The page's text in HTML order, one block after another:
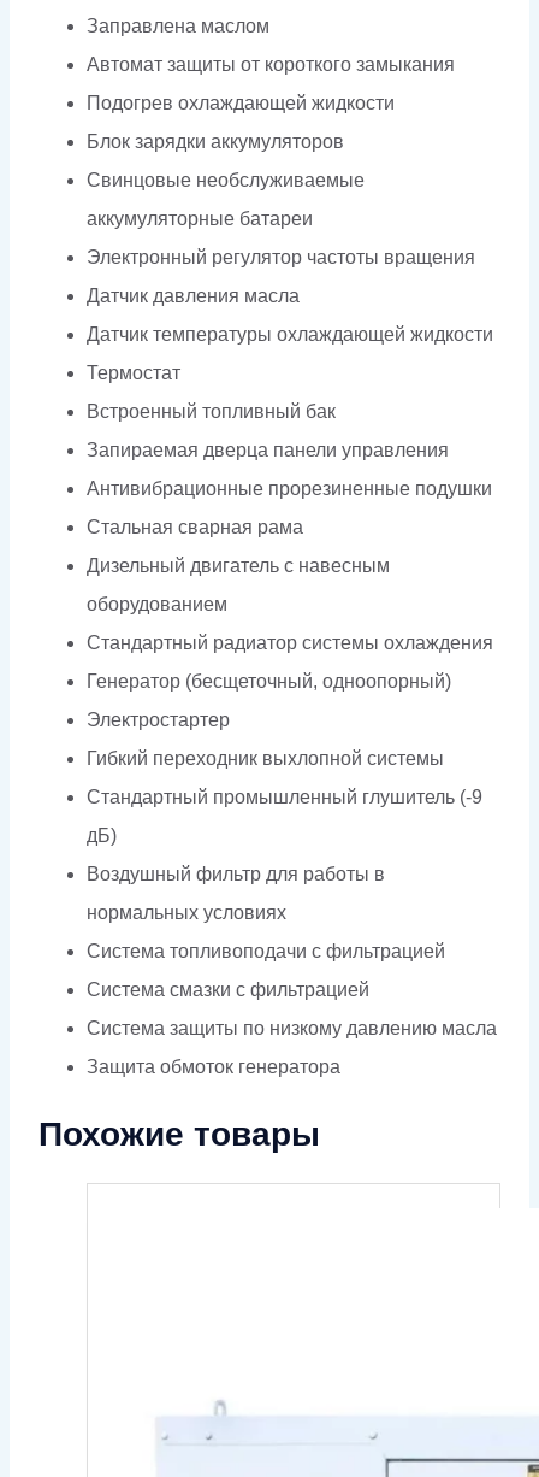
Заправлена маслом
Автомат защиты от короткого замыкания
Подогрев охлаждающей жидкости
Блок зарядки аккумуляторов
Свинцовые необслуживаемые
аккумуляторные батареи
Электронный регулятор частоты вращения
Датчик давления масла
Датчик температуры охлаждающей жидкости
Термостат
Встроенный топливный бак
Запираемая дверца панели управления
Антивибрационные прорезиненные подушки
Стальная сварная рама
Дизельный двигатель с навесным
оборудованием
Стандартный радиатор системы охлаждения
Генератор (бесщеточный, одноопорный)
Электростартер
Гибкий переходник выхлопной системы
Стандартный промышленный глушитель (-9
дБ)
Воздушный фильтр для работы в
нормальных условиях
Система топливоподачи с фильтрацией
Система смазки с фильтрацией
Система защиты по низкому давлению масла
Защита обмоток генератора
Похожие товары